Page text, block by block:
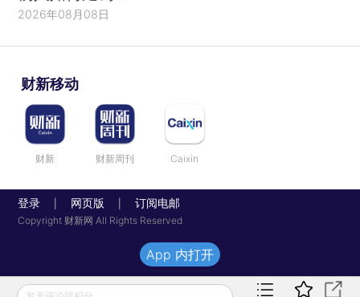
2026年08月08日
财新移动
财新 财新周刊 Caixin
登录 网页版 订阅电邮
Copyright 财新网 All Rights Reserved
App 内打开